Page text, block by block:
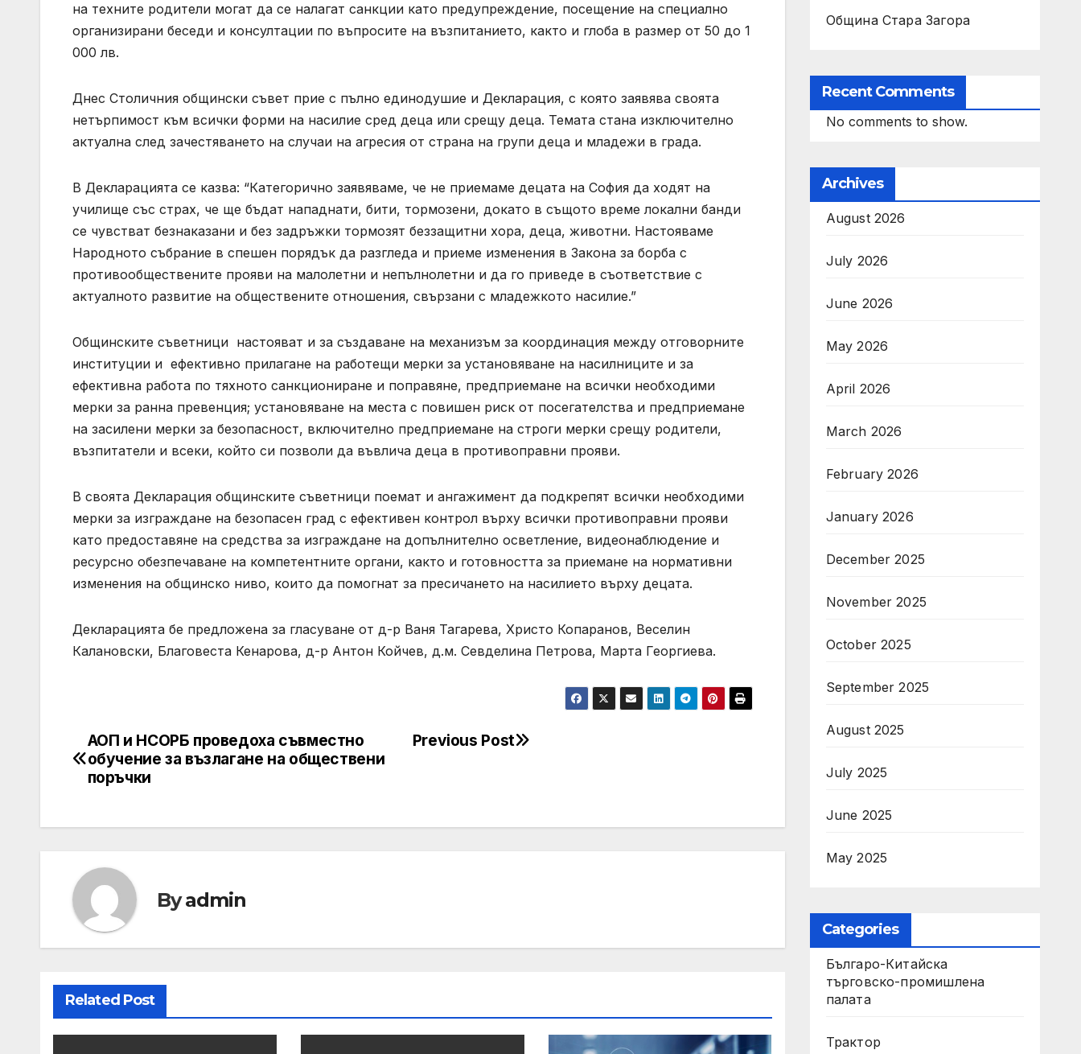
на техните родители могат да се налагат санкции като предупреждение, посещение на специално
организирани беседи и консултации по въпросите на възпитанието, както и глоба в размер от 50 до 1
000 лв.
Днес Столичния общински съвет прие с пълно единодушие и Декларация, с която заявява своята
нетърпимост към всички форми на насилие сред деца или срещу деца. Темата стана изключително
актуална след зачестяването на случаи на агресия от страна на групи деца и младежи в града.
В Декларацията се казва: “Категорично заявяваме, че не приемаме децата на София да ходят на
училище със страх, че ще бъдат нападнати, бити, тормозени, докато в същото време локални банди
се чувстват безнаказани и без задръжки тормозят беззащитни хора, деца, животни. Настояваме
Народното събрание в спешен порядък да разгледа и приеме изменения в Закона за борба с
противообществените прояви на малолетни и непълнолетни и да го приведе в съответствие с
актуалното развитие на обществените отношения, свързани с младежкото насилие.”
Общинските съветници настояват и за създаване на механизъм за координация между отговорните
институции и ефективно прилагане на работещи мерки за установяване на насилниците и за
ефективна работа по тяхното санкциониране и поправяне, предприемане на всички необходими
мерки за ранна превенция; установяване на места с повишен риск от посегателства и предприемане
на засилени мерки за безопасност, включително предприемане на строги мерки срещу родители,
възпитатели и всеки, който си позволи да въвлича деца в противоправни прояви.
В своята Декларация общинските съветници поемат и ангажимент да подкрепят всички необходими
мерки за изграждане на безопасен град с ефективен контрол върху всички противоправни прояви
като предоставяне на средства за изграждане на допълнително осветление, видеонаблюдение и
ресурсно обезпечаване на компетентните органи, както и готовността за приемане на нормативни
изменения на общинско ниво, които да помогнат за пресичането на насилието върху децата.
Декларацията бе предложена за гласуване от д-р Ваня Тагарева, Христо Копаранов, Веселин
Калановски, Благовеста Кенарова, д-р Антон Койчев, д.м. Севделина Петрова, Марта Георгиева.
Post
navigation
Previous Post
АОП и НСОРБ проведоха съвместно
обучение за възлагане на обществени
поръчки
Byadmin
Related Post
Община Стара Загора
Recent Comments
No comments to show.
Archives
August 2026
July 2026
June 2026
May 2026
April 2026
March 2026
February 2026
January 2026
December 2025
November 2025
October 2025
September 2025
August 2025
July 2025
June 2025
May 2025
Categories
Българо-Китайска
търговско-промишлена
палата
Трактор